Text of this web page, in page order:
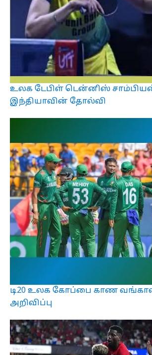
உலக டேபிள் டென்னிஸ்
இந்தியாவின் தோல்வி
டி20 உலக கோப்பை காண
அறிவிப்பு